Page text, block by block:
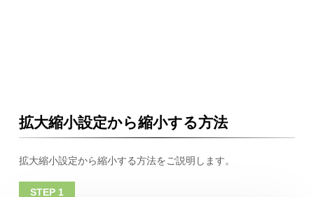
拡大縮小設定から縮小する方法
拡大縮小設定から縮小する方法をご説明します。